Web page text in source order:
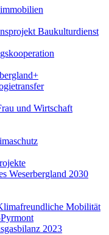
Baukulturdienst
und Wirtschaft
Weserbergland 2030
Mobilität
2023